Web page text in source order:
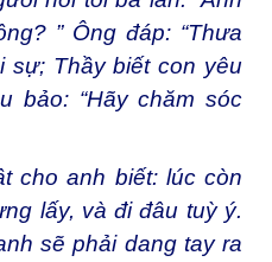
” Ông đáp: “Thưa
sự; Thầy biết con yêu
bảo: “Hãy chăm sóc
cho anh biết: lúc còn
lấy, và đi đâu tuỳ ý.
sẽ phải dang tay ra